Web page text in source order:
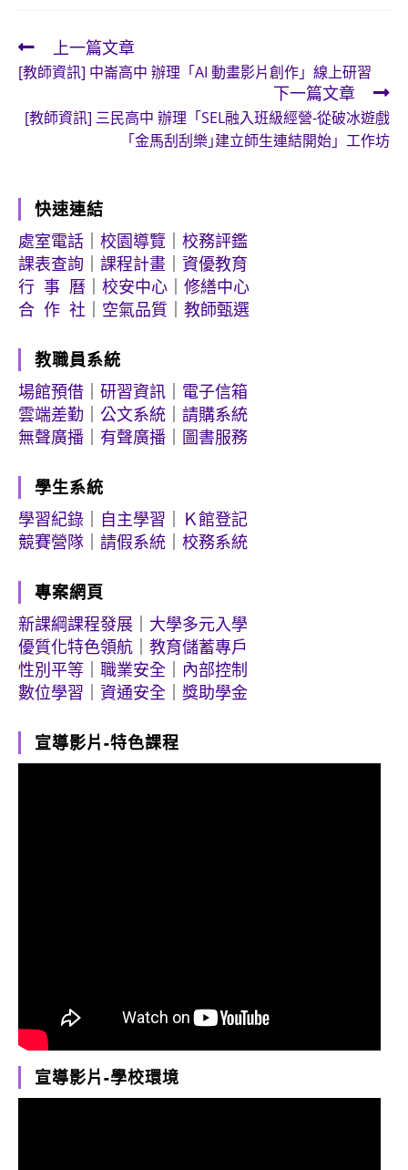
Read
more
articles
上一篇文章
[教師資訊] 中崙高中 辦理「AI 動畫影片創作」線上研習
下一篇文章
[教師資訊] 三民高中 辦理「SEL融入班級經營-從破冰遊戲
｢金馬刮刮樂｣建立師生連結開始」工作坊
快速連結
處室電話
校園導覽
校務評鑑
課表查詢
課程計畫
資優教育
行 事 曆
校安中心
修繕中心
合 作 社
空氣品質 教師甄選
教職員系統
場館預借
研習資訊
電子信箱
雲端差勤
公文系統
請購系統
無聲廣播
有聲廣播 圖書服務
學生系統
學習紀錄
自主學習
Ｋ館登記
競賽營隊
請假系統 校務系統
專案網頁
新課綱課程發展
大學多元入學
優質化特色領航
教育儲蓄專戶
性別平等
職業安全
內部控制
數位學習
資通安全 獎助學金
宣導影片-特色課程
宣導影片-學校環境